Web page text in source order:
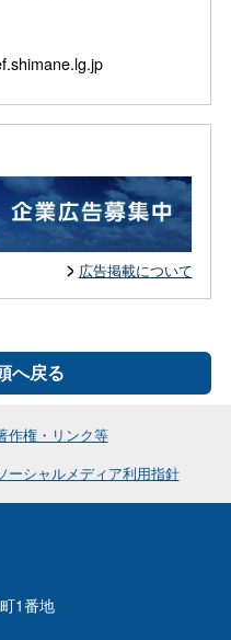
広告掲載について
へ戻る
作権・リンク等
ーシャルメディア利用指針
1番地